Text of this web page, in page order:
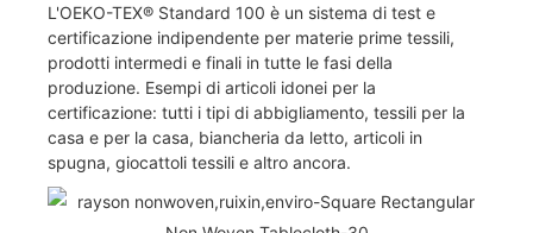
L'OEKO-TEX® Standard 100 è un sistema di test e
certificazione indipendente per materie prime tessili,
prodotti intermedi e finali in tutte le fasi della
produzione. Esempi di articoli idonei per la
certificazione: tutti i tipi di abbigliamento, tessili per la
casa e per la casa, biancheria da letto, articoli in
spugna, giocattoli tessili e altro ancora.